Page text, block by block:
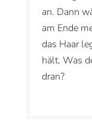
an. Dann
am Ende
das Haar
hält. Was
dran?